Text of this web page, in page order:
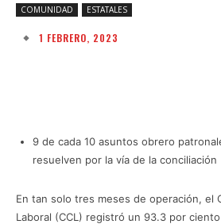
COMUNIDAD ESTATALES
1 FEBRERO, 2023
9 de cada 10 asuntos obrero
resuelven por la vía de la conciliación
En tan solo tres meses de operación, el
Laboral (CCL) registró un 93.3 por